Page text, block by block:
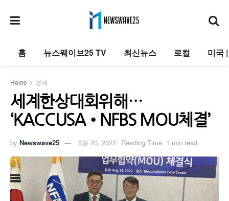
홈 뉴스웨이브25 TV 최신뉴스 로컬 미국
Home 경제
세계한상대회위해…
‘KACCUSA•NFBS MOU체결’
by Newswave25 8월 20, 2022 Reading Time: 1 min read